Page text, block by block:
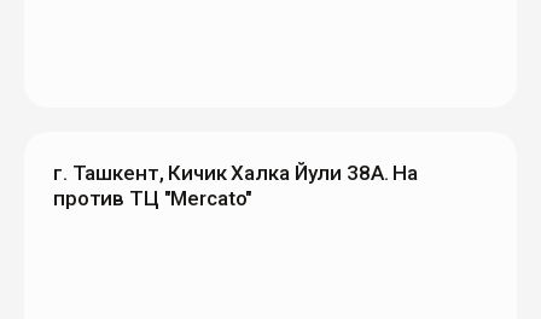
г. Ташкент, Кичик Халка Йули 38А. На
против ТЦ "Mercato"